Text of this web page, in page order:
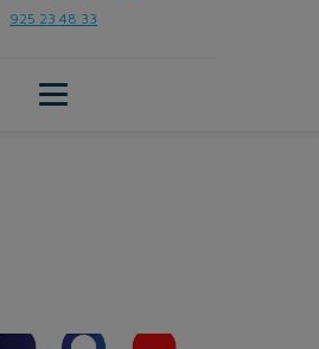
925 23 48 33